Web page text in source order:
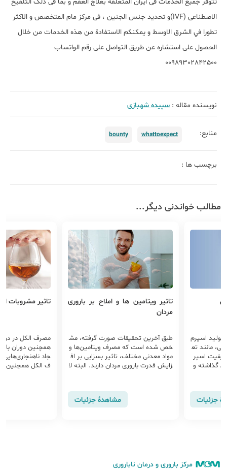
الاصطناعی (IVF)و تحديد جنس الجنين ، فی مرکز مام المتخصص و الاكثر
تطورا في الشرق الاوسط و یمکنکم الاستفادة من هذه الخدمات من خلال
الحصول على استشاره عن طريق التواصل علی رقم الواتساب
00989302842500
نویسنده مقاله : سپیده شهبازی
منابع: whattoexpect
bounty
برچسب ها :
مطالب خواندنی دیگر...
تولید اسپرم
مانند تع
اسپر
گذاشته و
جزئیات
تاثیر ویتامین ها و املاح بر باروری
مردان
طبق آخرین تحقیقات صورت گرفته، مش
خص شده است که مصرف ویتامین‌ها و
مواد معدنی مختلف، تاثیر بسزایی بر اف
زایش قدرت باروری مردان دارند. البته لا
اشد و لازم است در مورد مصرف آن ها با
پزشک، مشورت شود.مشاهدهٔ جزئیات
تاثیر مشروبات
مصرف الکل در
همچنین دوران
جاد
ف الکل همچنین
مرکز باروری و درمان ناباروری